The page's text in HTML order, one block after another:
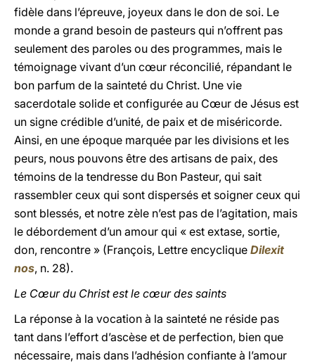
fidèle dans l’épreuve, joyeux dans le don de soi. Le
monde a grand besoin de pasteurs qui n’offrent pas
seulement des paroles ou des programmes, mais le
témoignage vivant d’un cœur réconcilié, répandant le
bon parfum de la sainteté du Christ. Une vie
sacerdotale solide et configurée au Cœur de Jésus est
un signe crédible d’unité, de paix et de miséricorde.
Ainsi, en une époque marquée par les divisions et les
peurs, nous pouvons être des artisans de paix, des
témoins de la tendresse du Bon Pasteur, qui sait
rassembler ceux qui sont dispersés et soigner ceux qui
sont blessés, et notre zèle n’est pas de l’agitation, mais
le débordement d’un amour qui « est extase, sortie,
don, rencontre » (François, Lettre encyclique Dilexit
nos, n. 28).
Le Cœur du Christ est le cœur des saints
La réponse à la vocation à la sainteté ne réside pas
tant dans l’effort d’ascèse et de perfection, bien que
nécessaire, mais dans l’adhésion confiante à l’amour